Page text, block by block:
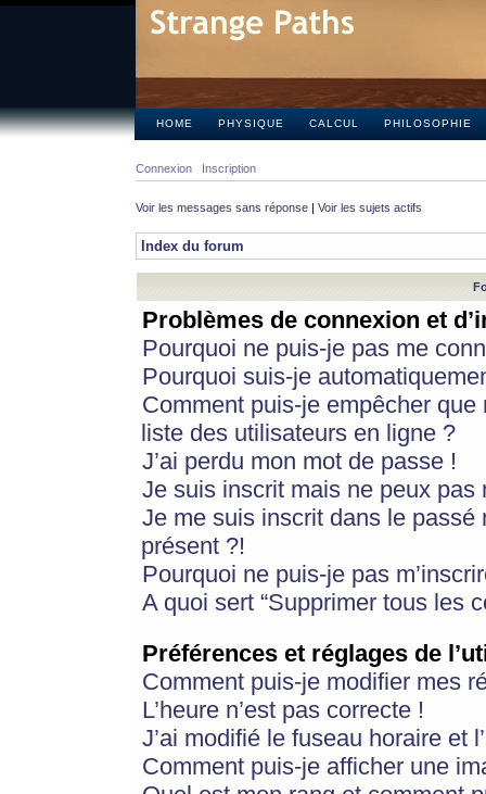
HOME PHYSIQUE CALCUL PHILOSOPHIE
Connexion Inscription
Voir les messages sans réponse | Voir les sujets actifs
Index du forum
Problèmes de connexion et
Pourquoi ne puis-je pas me
Pourquoi suis-je
Comment puis-je empêcher
liste des utilisateurs en ligne ?
J’ai perdu mon mot de passe !
Je suis inscrit mais ne peux pas
Je me suis inscrit dans le
présent ?!
Pourquoi ne puis-je pas
A quoi sert “Supprimer tous les
Préférences et réglages de
Comment puis-je modifier mes
L’heure n’est pas correcte !
J’ai modifié le fuseau horaire et
Comment puis-je afficher une